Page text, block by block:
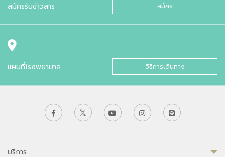
สมัครรับข่าวสาร สมัคร
แผนที่โรงพยาบาล วิธีการเดินทาง
บริการ